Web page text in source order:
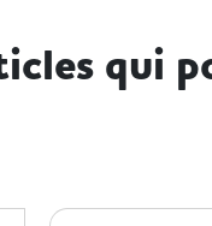
qui